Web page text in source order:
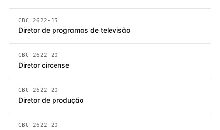
CBO 2622-15
Diretor de programas de televisão
CBO 2622-20
Diretor circense
CBO 2622-20
Diretor de produção
CBO 2622-20